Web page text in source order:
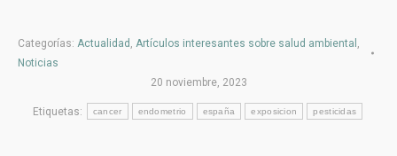
Categorías: Actualidad , Artículos interesantes sobre salud ambiental ,
Noticias
20 noviembre, 2023
Etiquetas: cancer endometrio españa exposicion pesticidas